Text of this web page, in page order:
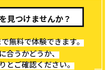
見つけませんか？
無料で体験できます。
合うかどうか、
とご確認ください。